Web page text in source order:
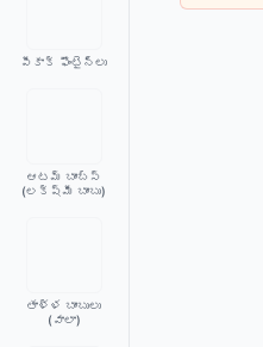
పీకాక్ ఫౌంటైన్లు
ఆటమ్ బాంబ్స్
(లక్ష్మీ బాంబు)
తాళ్ళ బాంబులు
(వాలా)